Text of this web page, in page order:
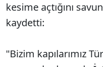
kesime açtığını
kaydetti:
"Bizim kapılarımız